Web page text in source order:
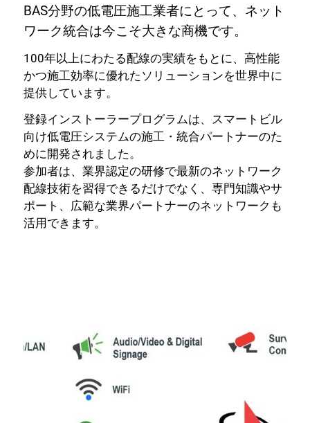
BAS分野の低電圧施工業者にとって、ネット
ワーク統合は今こそ大きな商機です。
100年以上にわたる配線の実績をもとに、高性能
かつ施工効率に優れたソリューションを世界中に
提供しています。
登録インストーラープログラムは、スマートビル
向け低電圧システムの施工・統合パートナーのた
めに開発されました。
参加者は、業界認定の研修で最新のネットワーク
配線技術を習得できるだけでなく、専門知識やサ
ポート、広範な業界パートナーのネットワークも
活用できます。